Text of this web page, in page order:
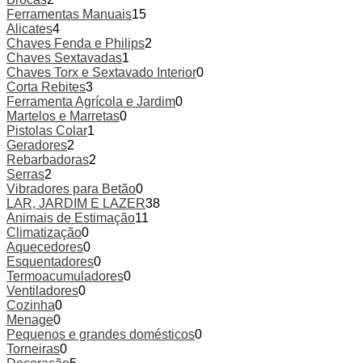
Ferramentas Manuais15
Alicates4
Chaves Fenda e Philips2
Chaves Sextavadas1
Chaves Torx e Sextavado Interior0
Corta Rebites3
Ferramenta Agrícola e Jardim0
Martelos e Marretas0
Pistolas Colar1
Geradores2
Rebarbadoras2
Serras2
Vibradores para Betão0
LAR, JARDIM E LAZER38
Animais de Estimação11
Climatização0
Aquecedores0
Esquentadores0
Termoacumuladores0
Ventiladores0
Cozinha0
Menage0
Pequenos e grandes domésticos0
Torneiras0